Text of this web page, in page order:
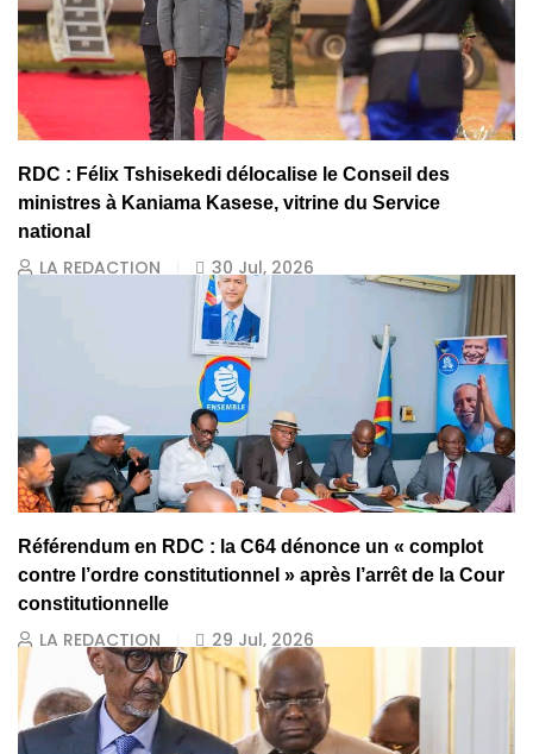
RDC : Félix Tshisekedi délocalise le Conseil des
ministres à Kaniama Kasese, vitrine du Service
national
LA REDACTION 30 Jul, 2026
Référendum en RDC : la C64 dénonce un « complot
contre l’ordre constitutionnel » après l’arrêt de la Cour
constitutionnelle
LA REDACTION 29 Jul, 2026